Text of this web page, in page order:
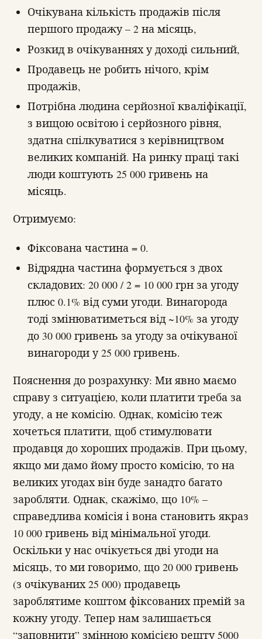
Очікувана кількість продажів після
першого продажу – 2 на місяць,
Розкид в очікуваннях у доході сильний,
Продавець не робить нічого, крім
продажів,
Потрібна людина серйозної кваліфікації,
з вищою освітою і серйозного рівня,
здатна спілкуватися з керівництвом
великих компаній. На ринку праці такі
люди коштують 25 000 гривень на
місяць.
Отримуємо:
Фіксована частина = 0.
Відрядна частина формується з двох
складових: 20 000 / 2 = 10 000 грн за угоду
плюс 0.1% від суми угоди. Винагорода
тоді змінюватиметься від ~10% за угоду
до 30 000 гривень за угоду за очікуваної
винагороди у 25 000 гривень.
Пояснення до розрахунку: Ми явно маємо
справу з ситуацією, коли платити треба за
угоду, а не комісію. Однак, комісію теж
хочеться платити, щоб стимулювати
продавця до хороших продажів. При цьому,
якщо ми дамо йому просто комісію, то на
великих угодах він буде занадто багато
заробляти. Однак, скажімо, що 10% –
справедлива комісія і вона становить якраз
10 000 гривень від мінімальної угоди.
Оскільки у нас очікується дві угоди на
місяць, то ми говоримо, що 20 000 гривень
(з очікуваних 25 000) продавець
зароблятиме коштом фіксованих премій за
кожну угоду. Тепер нам залишається
“заповнити” змінною комісією решту 5000